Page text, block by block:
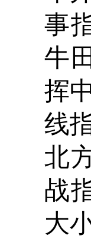
事
牛
挥
线
北
战
大